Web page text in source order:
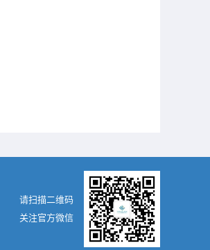
请扫描二维码
关注官方微信